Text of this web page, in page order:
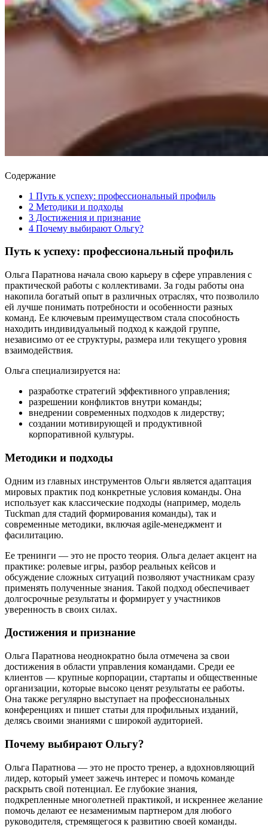
Содержание
1 Путь к успеху: профессиональный профиль
2 Методики и подходы
3 Достижения и признание
4 Почему выбирают Ольгу?
Путь к успеху: профессиональный профиль
Ольга Паратнова начала свою карьеру в сфере управления с
практической работы с коллективами. За годы работы она
накопила богатый опыт в различных отраслях, что позволило
ей лучше понимать потребности и особенности разных
команд. Ее ключевым преимуществом стала способность
находить индивидуальный подход к каждой группе,
независимо от ее структуры, размера или текущего уровня
взаимодействия.
Ольга специализируется на:
разработке стратегий эффективного управления;
разрешении конфликтов внутри команды;
внедрении современных подходов к лидерству;
создании мотивирующей и продуктивной
корпоративной культуры.
Методики и подходы
Одним из главных инструментов Ольги является адаптация
мировых практик под конкретные условия команды. Она
использует как классические подходы (например, модель
Tuckman для стадий формирования команды), так и
современные методики, включая agile-менеджмент и
фасилитацию.
Ее тренинги — это не просто теория. Ольга делает акцент на
практике: ролевые игры, разбор реальных кейсов и
обсуждение сложных ситуаций позволяют участникам сразу
применять полученные знания. Такой подход обеспечивает
долгосрочные результаты и формирует у участников
уверенность в своих силах.
Достижения и признание
Ольга Паратнова неоднократно была отмечена за свои
достижения в области управления командами. Среди ее
клиентов — крупные корпорации, стартапы и общественные
организации, которые высоко ценят результаты ее работы.
Она также регулярно выступает на профессиональных
конференциях и пишет статьи для профильных изданий,
делясь своими знаниями с широкой аудиторией.
Почему выбирают Ольгу?
Ольга Паратнова — это не просто тренер, а вдохновляющий
лидер, который умеет зажечь интерес и помочь команде
раскрыть свой потенциал. Ее глубокие знания,
подкрепленные многолетней практикой, и искреннее желание
помочь делают ее незаменимым партнером для любого
руководителя, стремящегося к развитию своей команды.